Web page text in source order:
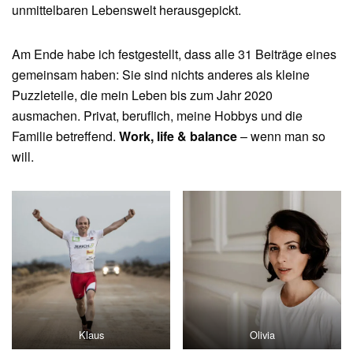
unmittelbaren Lebenswelt herausgepickt.
Am Ende habe ich festgestellt, dass alle 31 Beiträge eines
gemeinsam haben: Sie sind nichts anderes als kleine
Puzzleteile, die mein Leben bis zum Jahr 2020
ausmachen. Privat, beruflich, meine Hobbys und die
Familie betreffend. Work, life & balance– wenn man so
will.
Klaus Olivia